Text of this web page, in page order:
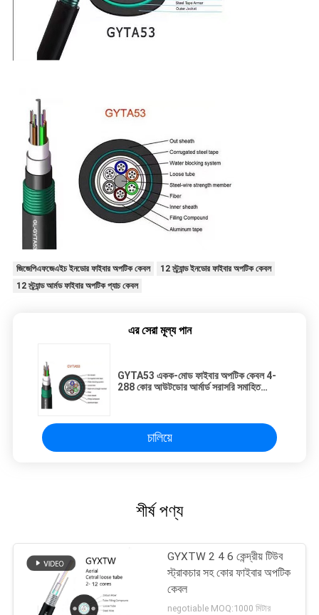
জিজেপিএফজেএইচ ইনডোর ফাইবার অপটিক কেবল
12 স্ট্র্যান্ড ইনডোর ফাইবার অপটিক কেবল
12 স্ট্র্যান্ড আর্মড ফাইবার অপটিক প্যাচ কেবল
এর সেরা মূল্য পান
GYTA53 একক-মোড ফাইবার অপটিক কেবল 4-
288 কোর আউটডোর আর্মার্ড সরাসরি সমাহিত
চালিয়ে
শীর্ষ পণ্য
GYXTW 2 4 6 কেন্দ্রীয় টিউব
স্ট্রাকচার সহ কোর ফাইবার অপটিক
কেবল
negotiable MOQ:1000 মিটার